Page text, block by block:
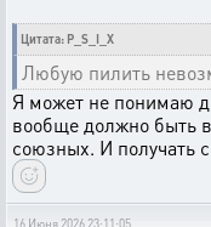
Цитата: P_S_I_X
Любую пилить
Я может не понимаю
вообще должно быть
союзных. И получать
16 Июня 2026 23:11:05